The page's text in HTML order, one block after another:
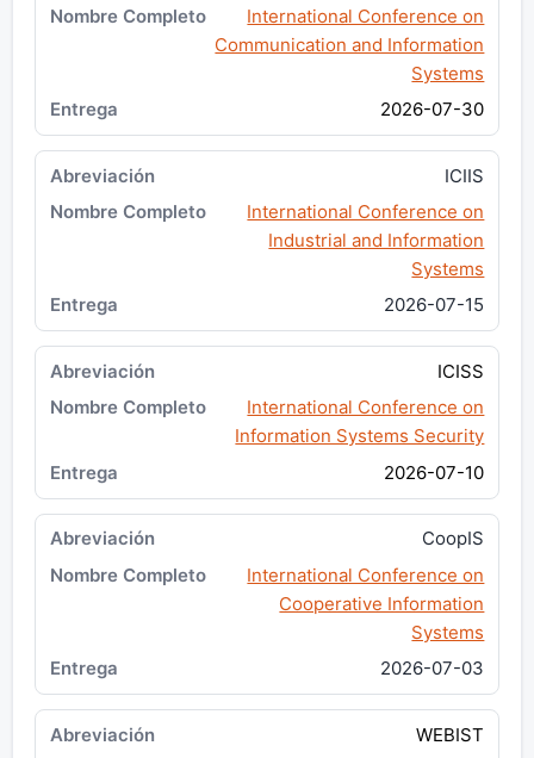
International Conference on
Communication and Information
Systems
2026-07-30
ICIIS
International Conference on
Industrial and Information
Systems
2026-07-15
ICISS
International Conference on
Information Systems Security
2026-07-10
CoopIS
International Conference on
Cooperative Information
Systems
2026-07-03
WEBIST